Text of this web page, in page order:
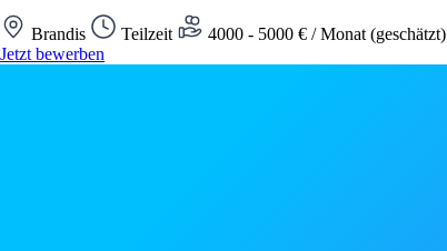
Brandis Teilzeit 4000 - 5000 € / Monat (geschätzt)
Jetzt bewerben